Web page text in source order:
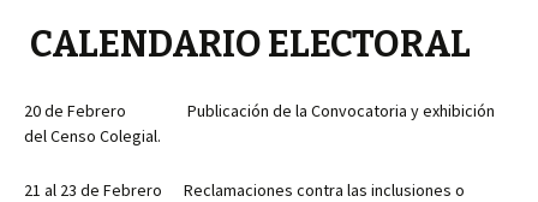
CALENDARIO ELECTORAL
20 de Febrero Publicación de la Convocatoria y exhibición
del Censo Colegial.
21 al 23 de Febrero Reclamaciones contra las inclusiones o